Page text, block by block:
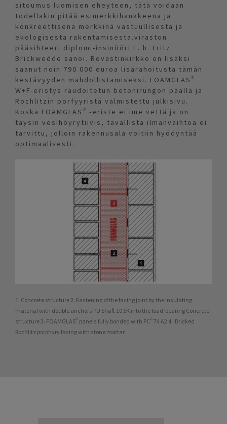
sitoumus luomisen eheyteen, tätä voidaan
todellakin pitää esimerkkihankkeena ja
konkreettisena merkkinä vastuullisesta ja
ekologisesta rakentamisesta.viraston
pääsihteeri diplomi-insinööri E. h. Fritz
Brickwedde sanoi. Rovastinkirkko on lisäksi
saanut noin 790 000 euroa lisärahoitusta tämän
kestävyyden mahdollistamiseksi. FOAMGLAS®
W+F-eristys raudoitetun betonirungon päällä ja
Rochlitzin porfyyristä valmistettu julkisivu.
Koska FOAMGLAS® -eriste ei ime vettä ja on
täysin vesihöyrytiivis, tavallista ilmanvaihtoa ei
tarvittu, jolloin rakennusala voitiin hyödyntää
optimaalisesti.
1. Concrete structure 2. Fastening of the facing joint by the insulating
material with double anchors PU Shaft 10 SK into the load-bearing Concrete
structure 3. FOAMGLAS® panels fully bonded with PC® 74 A2 4 . Bricked
Rochlitz porphyry facing with stone mortar